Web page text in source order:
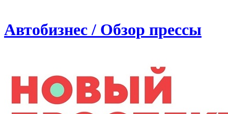
Автобизнес / Обзор прессы